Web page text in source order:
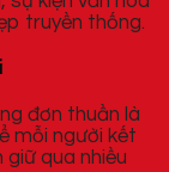
truyền thống.
đơn thuần là
mỗi người kết
qua nhiều